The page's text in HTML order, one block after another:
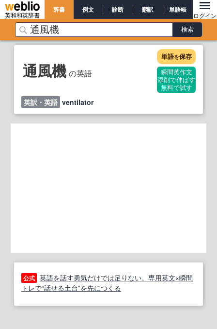
英和和英辞書
辞書 例文 診断 翻訳 単語帳
ログイン
通風機 の英語
単語を保存
瞬間英作文
添削で伸ばす
無料で試す
英訳・英語 ventilator
公式 英語を話す勇気だけでは足りない。専用英文×瞬間
トレで“話せる土台”を先につくる